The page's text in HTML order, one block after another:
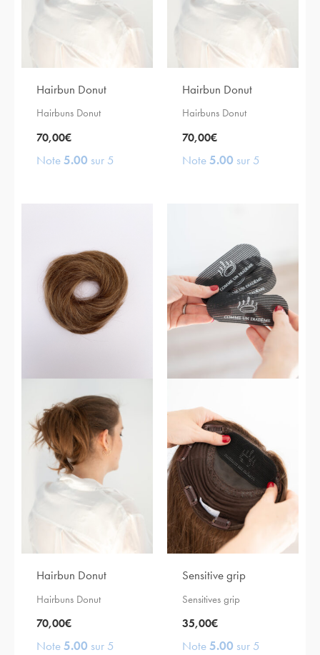
Hairbun Donut
Hairbuns Donut
70,00€
Note5.00 sur 5
Hairbun Donut
Hairbuns Donut
70,00€
Note5.00 sur 5
Hairbun Donut
Hairbuns Donut
70,00€
Note5.00 sur 5
Sensitive grip
Sensitives grip
35,00€
Note5.00 sur 5